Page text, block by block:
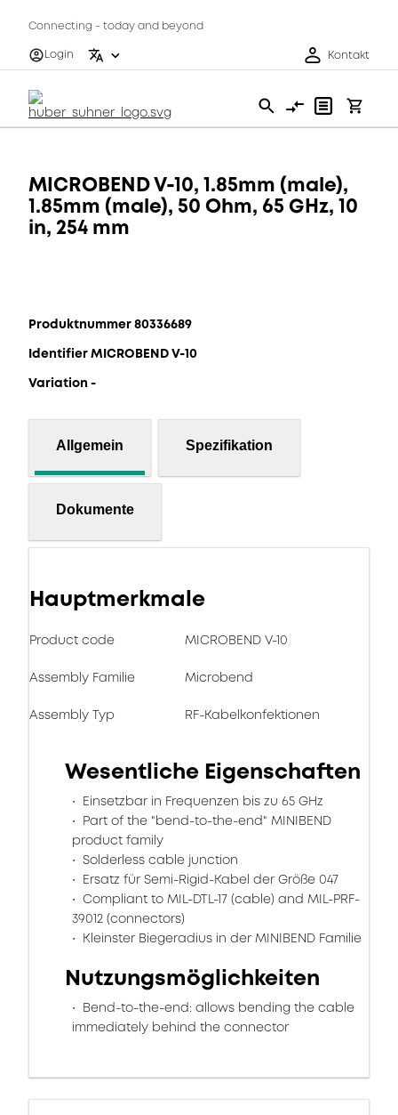
Connecting - today and beyond
Login
Kontakt
MICROBEND V-10, 1.85mm (male),
1.85mm (male), 50 Ohm, 65 GHz, 10
in, 254 mm
Produktnummer 80336689
Identifier MICROBEND V-10
Variation -
Allgemein Spezifikation
Dokumente
Hauptmerkmale
Product code MICROBEND V-10
Assembly Familie Microbend
Assembly Typ RF-Kabelkonfektionen
Wesentliche Eigenschaften
Einsetzbar in Frequenzen bis zu 65 GHz
Part of the "bend-to-the-end" MINIBEND
product family
Solderless cable junction
Ersatz für Semi-Rigid-Kabel der Größe 047
Compliant to MIL-DTL-17 (cable) and MIL-PRF-
39012 (connectors)
Kleinster Biegeradius in der MINIBEND Familie
Nutzungsmöglichkeiten
Bend-to-the-end: allows bending the cable
immediately behind the connector